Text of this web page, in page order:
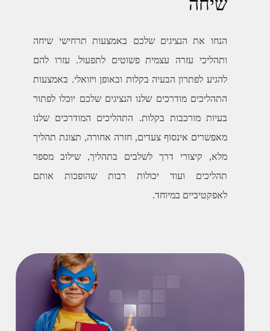
הנחו את הנציגים שלכם באמצעות תרחישי שיחה
ותהליכי עזרה עצמית פשוטים לתפעול. עזרו להם
להגיע לפתרון הבעיה בקלות ובאופן ויזואלי. באמצעות
התהליכים מודרכים שלנו הנציגים שלכם יוכלו לפתור
בעיות מורכבות בקלות. התהליכים המודרכים שלנו
מאפשרים אינסוף צעדים, חזרה אחורה, תצוגת תהליך
מלא, קיצורי דרך לשלבים בתהליך, שילוב מספר
תהליכים ועוד יכולות רבות שהופכות אותם
לאפקטיביים במיוחד.